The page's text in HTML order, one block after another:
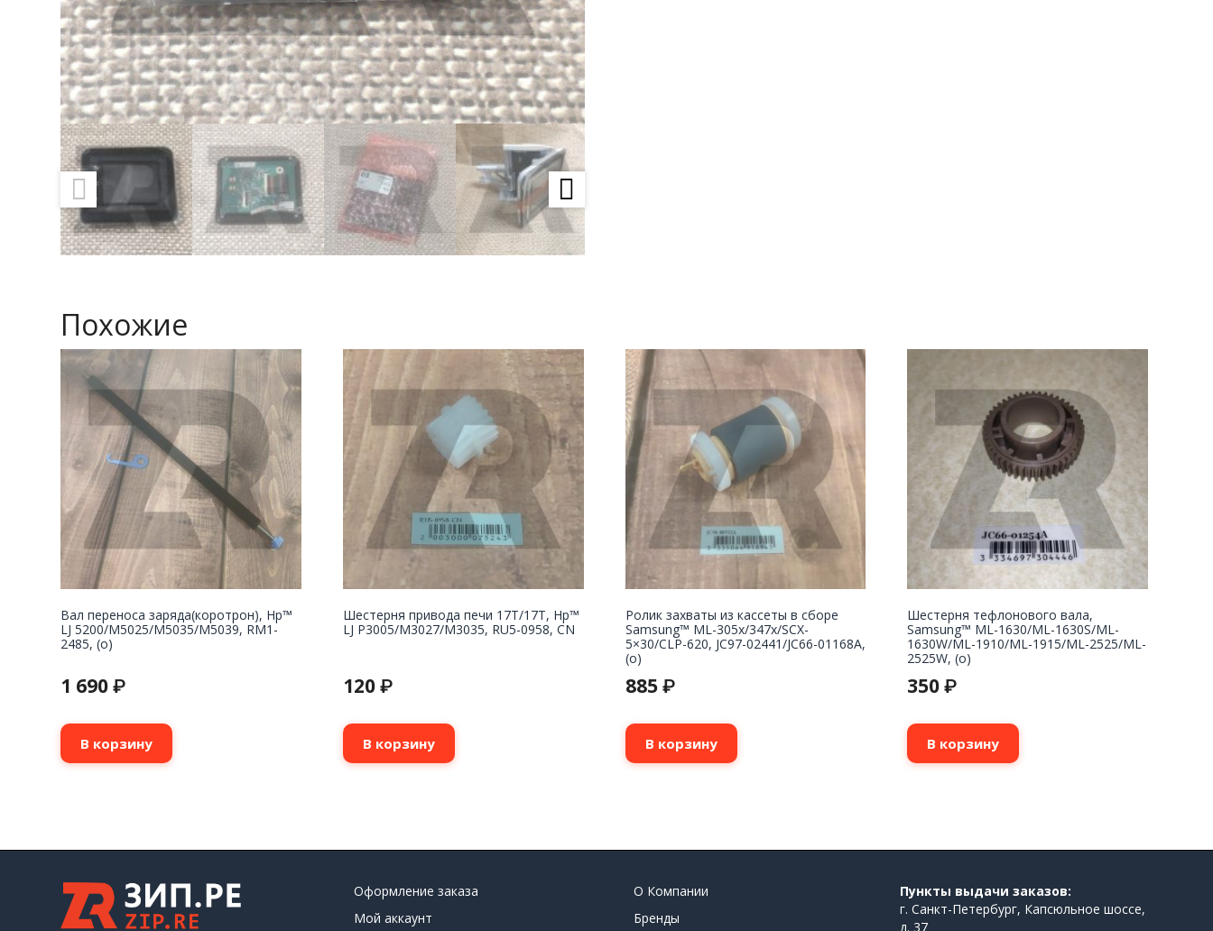
Похожие
Вал переноса заряда(коротрон), Hp™
LJ 5200/M5025/M5035/M5039, RM1-
2485, (о)
1 690 ₽
В корзину
Шестерня привода печи 17T/17T, Hp™
LJ P3005/M3027/M3035, RU5-0958, CN
120 ₽
В корзину
Ролик захваты из кассеты в сборе
Samsung™ ML-305x/347x/SCX-
5×30/CLP-620, JC97-02441/JC66-01168A,
(o)
885 ₽
В корзину
Шестерня тефлонового вала,
Samsung™ ML-1630/ML-1630S/ML-
1630W/ML-1910/ML-1915/ML-2525/ML-
2525W, (о)
350₽
В корзину
Оформление заказа
Мой аккаунт
О Компании
Бренды
Пункты выдачи заказов:
г. Санкт-Петербург, Капсюльное шоссе,
д. 37